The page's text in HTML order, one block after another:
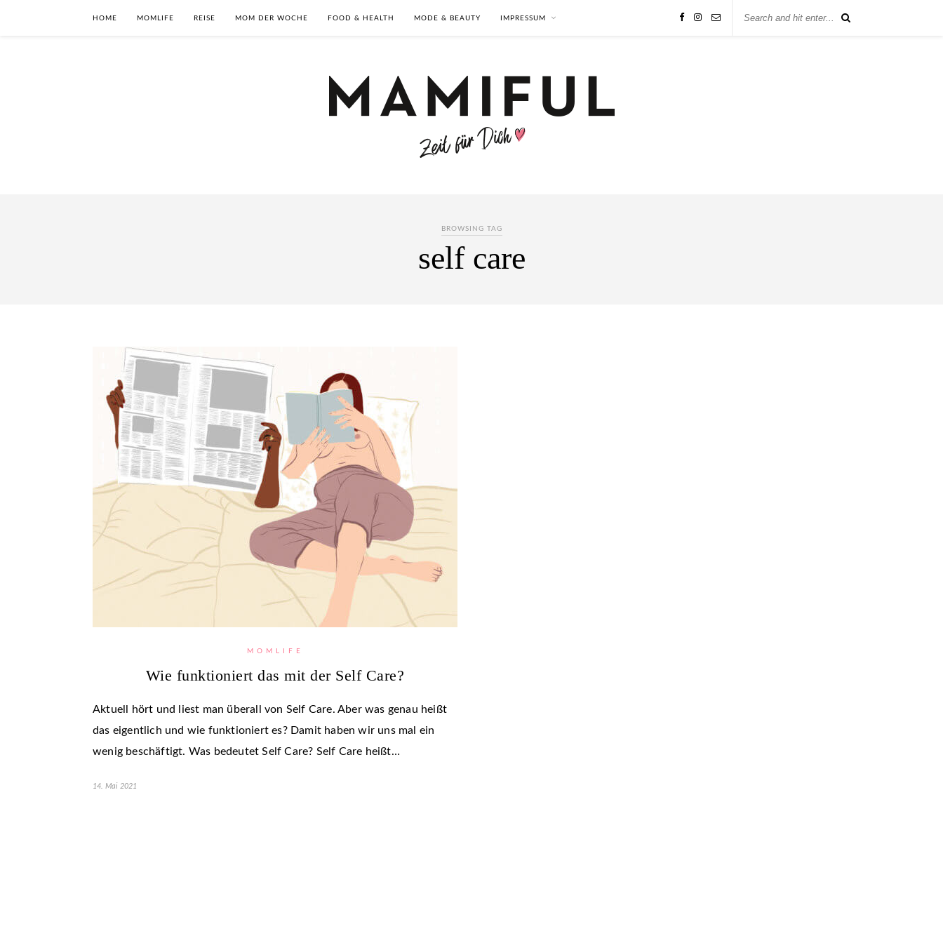
HOME MOMLIFE REISE MOM DER WOCHE FOOD & HEALTH MODE & BEAUTY IMPRESSUM
BROWSING TAG
self care
MOMLIFE
Wie funktioniert das mit der Self Care?
Aktuell hört und liest man überall von Self Care. Aber was genau heißt
das eigentlich und wie funktioniert es? Damit haben wir uns mal ein
wenig beschäftigt. Was bedeutet Self Care? Self Care heißt…
14. Mai 2021